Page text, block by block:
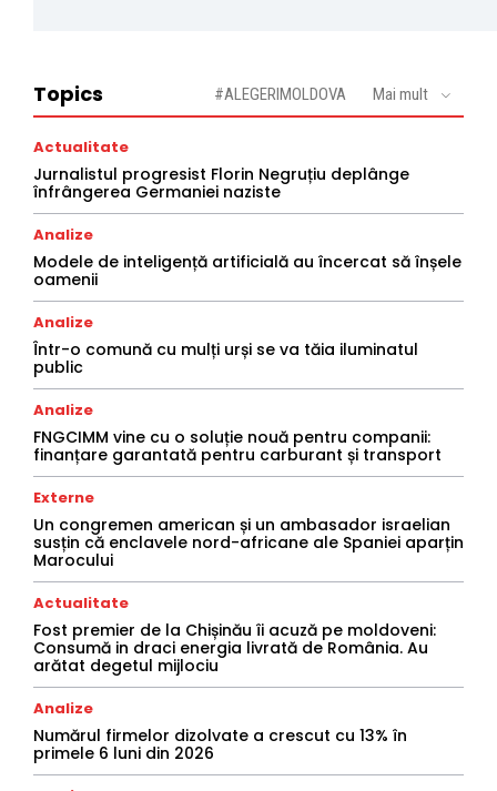
Topics #ALEGERIMOLDOVA Mai mult
Actualitate
Jurnalistul progresist Florin Negruțiu deplânge
înfrângerea Germaniei naziste
Analize
Modele de inteligență artificială au încercat să înșele
oamenii
Analize
Într-o comună cu mulți urși se va tăia iluminatul
public
Analize
FNGCIMM vine cu o soluție nouă pentru companii:
finanțare garantată pentru carburant și transport
Externe
Un congremen american și un ambasador israelian
susțin că enclavele nord-africane ale Spaniei aparțin
Marocului
Actualitate
Fost premier de la Chișinău îi acuză pe moldoveni:
Consumă in draci energia livrată de România. Au
arătat degetul mijlociu
Analize
Numărul firmelor dizolvate a crescut cu 13% în
primele 6 luni din 2026